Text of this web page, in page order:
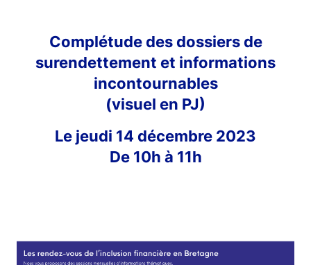
Complétude des dossiers de
surendettement et informations
incontournables
(visuel en PJ)
Le jeudi 14 décembre 2023
De 10h à 11h